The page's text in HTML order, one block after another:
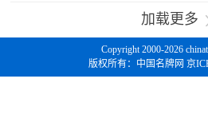
加载更多
Copyright 2000-2026
版权所有：中国名牌网 京